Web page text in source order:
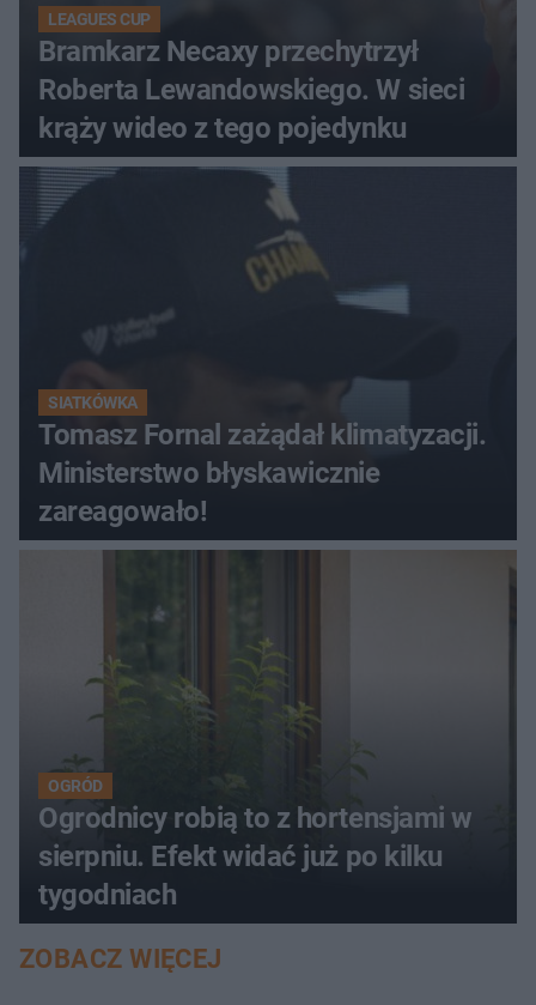
LEAGUES CUP
Bramkarz Necaxy przechytrzył
Roberta Lewandowskiego. W sieci
krąży wideo z tego pojedynku
SIATKÓWKA
Tomasz Fornal zażądał klimatyzacji.
Ministerstwo błyskawicznie
zareagowało!
OGRÓD
Ogrodnicy robią to z hortensjami w
sierpniu. Efekt widać już po kilku
tygodniach
ZOBACZ WIĘCEJ